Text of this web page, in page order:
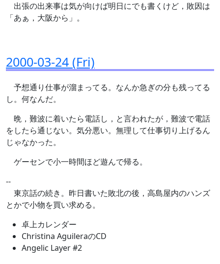
出張の出来事は気が向けば明日にでも書くけど，敗因は
「あぁ，大阪から」。
2000-03-24 (Fri)
予想通り仕事が溜まってる。なんか急ぎの分も残ってる
し。何なんだ。
晩，難波に着いたら電話し，と言われたが，難波で電話
をしたら通じない。気分悪い。無理して仕事切り上げるん
じゃなかった。
ゲーセンで小一時間ほど遊んで帰る。
--
東京話の続き。昨日書いた敗北の後，高島屋内のハンズ
とかで小物を買い求める。
卓上カレンダー
Christina AguileraのCD
Angelic Layer #2